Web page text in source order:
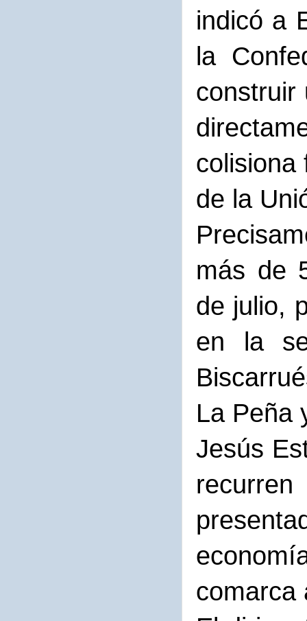
indicó a
la
construir
colisiona
de la
más de
de julio,
en la
La Peña
Jesús
comarca